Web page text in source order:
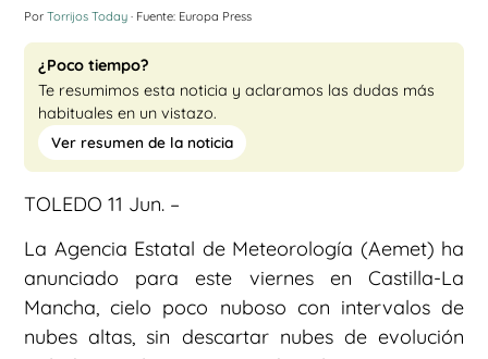
Por Torrijos Today · Fuente: Europa Press
¿Poco tiempo?
Te resumimos esta noticia y aclaramos las dudas más
habituales en un vistazo.
Ver resumen de la noticia
TOLEDO 11 Jun. –
La Agencia Estatal de Meteorología (Aemet) ha
anunciado para este viernes en Castilla-La
Mancha, cielo poco nuboso con intervalos de
nubes altas, sin descartar nubes de evolución